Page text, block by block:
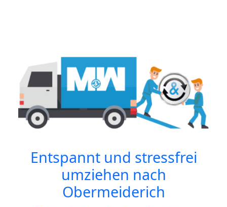
Entspannt und stressfrei
umziehen nach
Obermeiderich